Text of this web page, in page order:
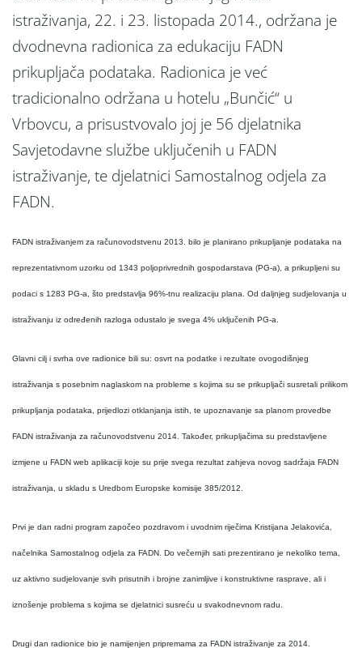
istraživanja, 22. i 23. listopada 2014., održana je
dvodnevna radionica za edukaciju FADN
prikupljača podataka. Radionica je već
tradicionalno održana u hotelu „Bunčić“ u
Vrbovcu, a prisustvovalo joj je 56 djelatnika
Savjetodavne službe uključenih u FADN
istraživanje, te djelatnici Samostalnog odjela za
FADN.
FADN istraživanjem za računovodstvenu 2013. bilo je planirano prikupljanje podataka na
reprezentativnom uzorku od 1343 poljoprivrednih gospodarstava (PG-a), a prikupljeni su
podaci s 1283 PG-a, što predstavlja 96%-tnu realizaciju plana. Od daljnjeg sudjelovanja u
istraživanju iz određenih razloga odustalo je svega 4% uključenih PG-a.
Glavni cilj i svrha ove radionice bili su: osvrt na podatke i rezultate ovogodišnjeg
istraživanja s posebnim naglaskom na probleme s kojima su se prikupljači susretali prilikom
prikupljanja podataka, prijedlozi otklanjanja istih, te upoznavanje sa planom provedbe
FADN istraživanja za računovodstvenu 2014. Također, prikupljačima su predstavljene
izmjene u FADN web aplikaciji koje su prije svega rezultat zahjeva novog sadržaja FADN
istraživanja, u skladu s Uredbom Europske komisije 385/2012.
Prvi je dan radni program započeo pozdravom i uvodnim riječima Kristijana Jelakovića,
načelnika Samostalnog odjela za FADN. Do večernjih sati prezentirano je nekoliko tema,
uz aktivno sudjelovanje svih prisutnih i brojne zanimljive i konstruktivne rasprave, ali i
iznošenje problema s kojima se djelatnici susreću u svakodnevnom radu.
Drugi dan radionice bio je namijenjen pripremama za FADN istraživanje za 2014.